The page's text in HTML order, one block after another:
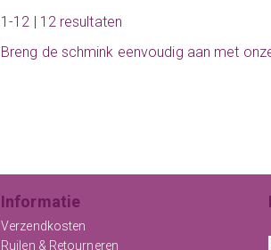
1-12 | 12 resultaten
Breng de schmink eenvoudig aan met
Informatie
Verzendkosten
Ruilen & Retourneren